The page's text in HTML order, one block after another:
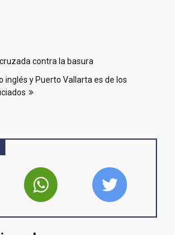
contra la basura
inglés y Puerto Vallarta es de los